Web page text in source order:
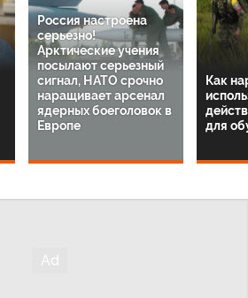
Россия настроена
серьезно!
Арктические учения
посылают серьезный
сигнал, НАТО срочно
наращивает арсенал
ядерных боеголовок в
Европе
Как
для